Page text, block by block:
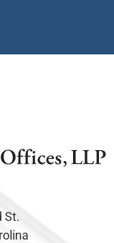
St.